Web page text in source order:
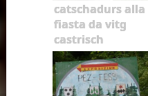
catschadurs alla
fiasta da vitg
castrisch